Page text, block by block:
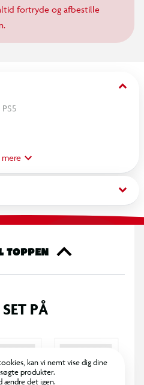
fortryde og afbestille
keyboard_arrow_down
verden, der foregår i Europa i
5 og kræver en
for at kunne spilles.
keyboard_arrow_down
TOPPEN
PÅ
kan vi nemt vise dig dine
produkter.
ændre det igen.